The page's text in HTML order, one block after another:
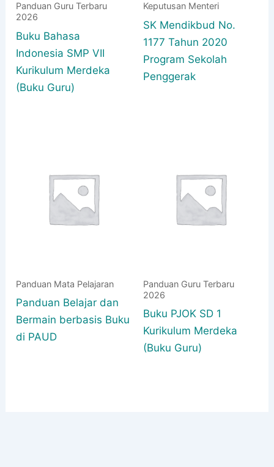
Panduan Guru Terbaru
2026
Buku Bahasa
Indonesia SMP VII
Kurikulum Merdeka
(Buku Guru)
Keputusan Menteri
SK Mendikbud No.
1177 Tahun 2020
Program Sekolah
Penggerak
Panduan Mata Pelajaran
Panduan Belajar dan
Bermain berbasis Buku
di PAUD
Panduan Guru Terbaru
2026
Buku PJOK SD 1
Kurikulum Merdeka
(Buku Guru)